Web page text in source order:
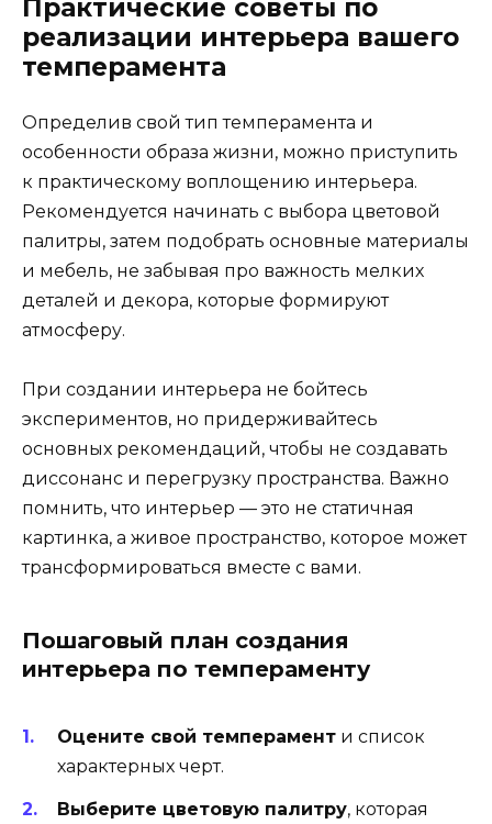
Практические советы по
реализации интерьера вашего
темперамента
Определив свой тип темперамента и
особенности образа жизни, можно приступить
к практическому воплощению интерьера.
Рекомендуется начинать с выбора цветовой
палитры, затем подобрать основные материалы
и мебель, не забывая про важность мелких
деталей и декора, которые формируют
атмосферу.
При создании интерьера не бойтесь
экспериментов, но придерживайтесь
основных рекомендаций, чтобы не создавать
диссонанс и перегрузку пространства. Важно
помнить, что интерьер — это не статичная
картинка, а живое пространство, которое может
трансформироваться вместе с вами.
Пошаговый план создания
интерьера по темпераменту
Оцените свой темперамент и список
характерных черт.
Выберите цветовую палитру, которая